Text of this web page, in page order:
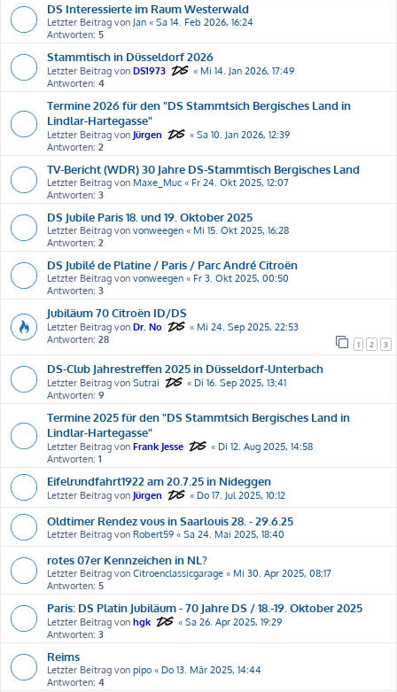
DS Interessierte im Raum Westerwald
Letzter Beitrag von Jan « Sa 14. Feb 2026, 16:24
Antworten: 5
Stammtisch in Düsseldorf 2026
Letzter Beitrag von DS1973 « Mi 14. Jan 2026, 17:49
Antworten: 4
Termine 2026 für den "DS Stammtsich Bergisches Land in
Lindlar-Hartegasse"
Letzter Beitrag von Jürgen « Sa 10. Jan 2026, 12:39
Antworten: 2
TV-Bericht (WDR) 30 Jahre DS-Stammtisch Bergisches Land
Letzter Beitrag von Maxe_Muc « Fr 24. Okt 2025, 12:07
Antworten: 3
DS Jubile Paris 18. und 19. Oktober 2025
Letzter Beitrag von vonweegen « Mi 15. Okt 2025, 16:28
Antworten: 2
DS Jubilé de Platine / Paris / Parc André Citroën
Letzter Beitrag von vonweegen « Fr 3. Okt 2025, 00:50
Antworten: 3
Jubiläum 70 Citroën ID/DS
Letzter Beitrag von Dr. No « Mi 24. Sep 2025, 22:53
Antworten: 28 1 2 3
DS-Club Jahrestreffen 2025 in Düsseldorf-Unterbach
Letzter Beitrag von Sutrai « Di 16. Sep 2025, 13:41
Antworten: 9
Termine 2025 für den "DS Stammtsich Bergisches Land in
Lindlar-Hartegasse"
Letzter Beitrag von Frank Jesse « Di 12. Aug 2025, 14:58
Antworten: 1
Eifelrundfahrt1922 am 20.7.25 in Nideggen
Letzter Beitrag von Jürgen « Do 17. Jul 2025, 10:12
Oldtimer Rendez vous in Saarlouis 28. - 29.6.25
Letzter Beitrag von Robert59 « Sa 24. Mai 2025, 18:40
rotes 07er Kennzeichen in NL?
Letzter Beitrag von Citroenclassicgarage « Mi 30. Apr 2025, 08:17
Antworten: 5
Paris: DS Platin Jubiläum - 70 Jahre DS / 18.-19. Oktober 2025
Letzter Beitrag von hgk « Sa 26. Apr 2025, 19:29
Antworten: 3
Reims
Letzter Beitrag von pipo « Do 13. Mär 2025, 14:44
Antworten: 4